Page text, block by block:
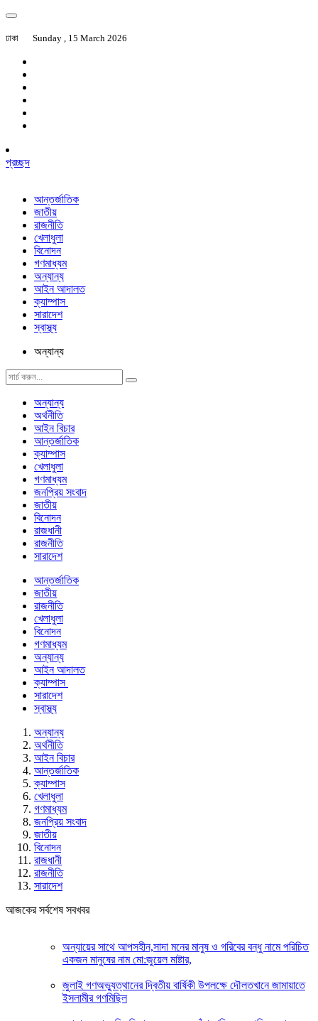
ঢাকা Sunday , 15 March 2026
প্রচ্ছদ
আন্তর্জাতিক
জাতীয়
রাজনীতি
খেলাধুলা
বিনোদন
গণমাধ্যম
অন্যান্য
আইন আদালত
ক্যাম্পাস
সারাদেশ
স্বাস্থ্য
অন্যান্য
অন্যান্য
অর্থনীতি
আইন বিচার
আন্তর্জাতিক
ক্যাম্পাস
খেলাধুলা
গণমাধ্যম
জনপ্রিয় সংবাদ
জাতীয়
বিনোদন
রাজধানী
রাজনীতি
সারাদেশ
আন্তর্জাতিক
জাতীয়
রাজনীতি
খেলাধুলা
বিনোদন
গণমাধ্যম
অন্যান্য
আইন আদালত
ক্যাম্পাস
সারাদেশ
স্বাস্থ্য
অন্যান্য
অর্থনীতি
আইন বিচার
আন্তর্জাতিক
ক্যাম্পাস
খেলাধুলা
গণমাধ্যম
জনপ্রিয় সংবাদ
জাতীয়
বিনোদন
রাজধানী
রাজনীতি
সারাদেশ
আজকের সর্বশেষ সবখবর
অন্যায়ের সাথে আপসহীন,সাদা মনের মানুষ ও গরিবের বন্ধু নামে পরিচিত
একজন মানুষের নাম মো:জুয়েল মাষ্টার,
জুলাই গণঅভ্যুত্থানের দ্বিতীয় বার্ষিকী উপলক্ষে দৌলতখানে জামায়াতে
ইসলামীর গণমিছিল